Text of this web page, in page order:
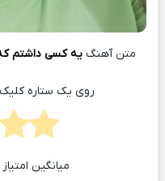
متن آهنگ یه کسی داشتم
روی یک ستاره کلیک
میانگین امتیاز